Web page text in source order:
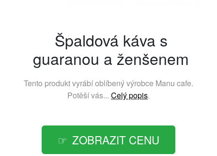
Špaldová káva s
guaranou a ženšenem
Tento produkt vyrábí oblíbený výrobce Manu cafe.
Potěší vás... Celý popis.
ZOBRAZIT CENU